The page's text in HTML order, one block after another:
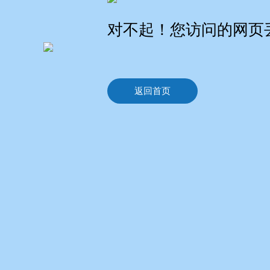
对不起！您访问的网
返回首页